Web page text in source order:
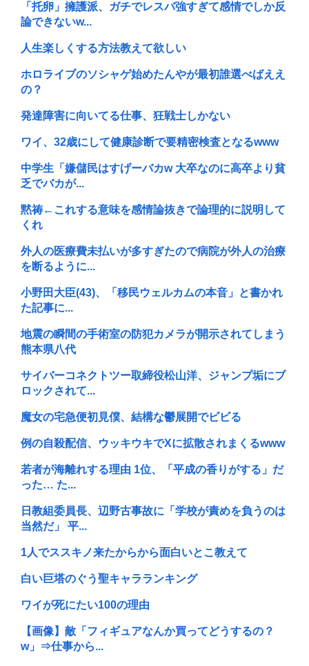
「托卵」擁護派、ガチでレスバ強すぎて感情でしか反
論できないw...
人生楽しくする方法教えて欲しい
ホロライブのソシャゲ始めたんやが最初誰選べばええ
の？
発達障害に向いてる仕事、狂戦士しかない
ワイ、32歳にして健康診断で要精密検査となるwww
中学生「嫌儲民はすげーバカw 大卒なのに高卒より貧
乏でバカが...
黙祷←これする意味を感情論抜きで論理的に説明して
くれ
外人の医療費未払いが多すぎたので病院が外人の治療
を断るように...
小野田大臣(43)、「移民ウェルカムの本音」と書かれ
た記事に...
地震の瞬間の手術室の防犯カメラが開示されてしまう
熊本県八代
サイバーコネクトツー取締役松山洋、ジャンプ垢にブ
ロックされて...
魔女の宅急便初見僕、結構な鬱展開でビビる
例の自殺配信、ウッキウキでXに拡散されまくるwww
若者が海離れする理由 1位、「平成の香りがする」だ
った… た...
日教組委員長、辺野古事故に「学校が責めを負うのは
当然だ」 平...
1人でススキノ来たからから面白いとこ教えて
白い巨塔のぐう聖キャラランキング
ワイが死にたい100の理由
【画像】敵「フィギュアなんか買ってどうするの？
w」⇒仕事から...